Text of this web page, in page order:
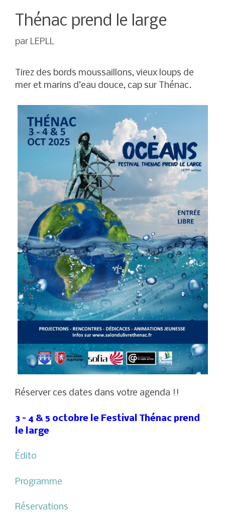
Thénac prend le large
par LEPLL
Tirez des bords moussaillons, vieux loups de
mer et marins d’eau douce, cap sur Thénac.
Réserver ces dates dans votre agenda !!
3 – 4 & 5 octobre le Festival Thénac prend
le large
Édito
Programme
Réservations